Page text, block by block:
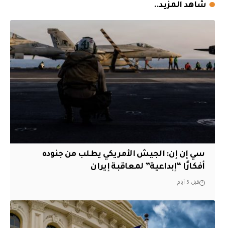
شاهد المزيد..
سي إن إن: الجيش الأمريكي يطلب من جنوده
أفكارًا “إبداعية” لمعاقبة إيران
قبل 5 أيام